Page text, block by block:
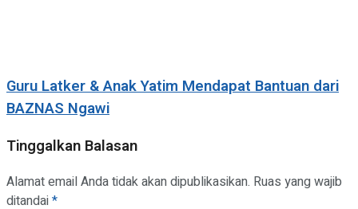
Guru Latker & Anak Yatim Mendapat Bantuan dari
BAZNAS Ngawi
Tinggalkan Balasan
Alamat email Anda tidak akan dipublikasikan. Ruas yang wajib
ditandai*